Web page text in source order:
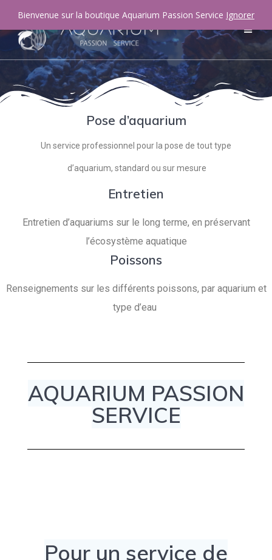
Pose d’aquarium
Un service professionnel pour la pose de tout type
d’aquarium, standard ou sur mesure
Entretien
Entretien d’aquariums sur le long terme, en préservant
l’écosystème aquatique
Poissons
Renseignements sur les différents poissons, par aquarium et
type d’eau
AQUARIUM PASSION
SERVICE
Pour un service de
Bienvenue sur la boutique Aquarium Passion Service Ignorer